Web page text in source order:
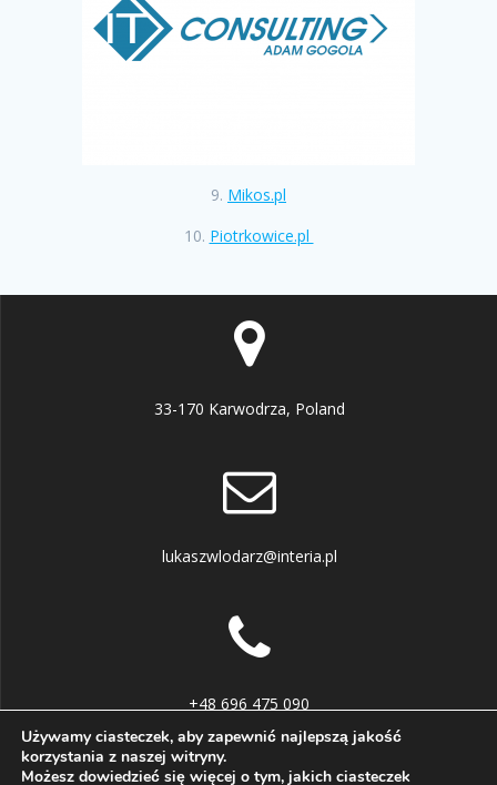
9. Mikos.pl
10. Piotrkowice.pl
33-170 Karwodrza, Poland
lukaszwlodarz@interia.pl
+48 696 475 090
Używamy ciasteczek, aby zapewnić najlepszą jakość
korzystania z naszej witryny.
Możesz dowiedzieć się więcej o tym, jakich ciasteczek